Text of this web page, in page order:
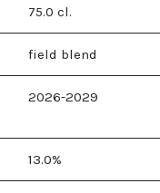
75.0 cl.
field blend
2026-2029
13.0%